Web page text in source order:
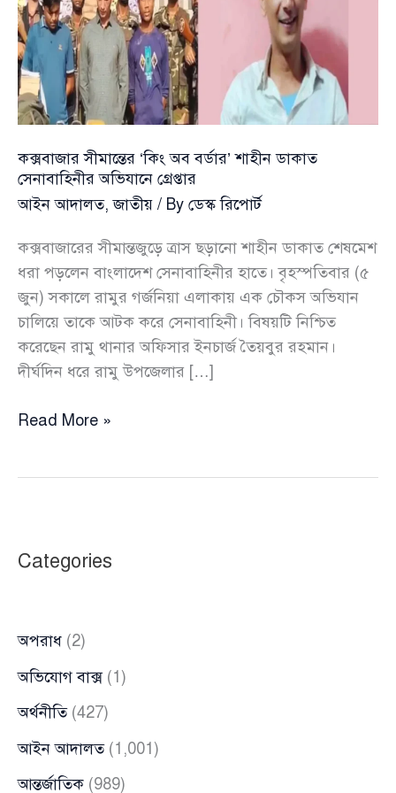
কক্সবাজার সীমান্তের ‘কিং অব বর্ডার’ শাহীন ডাকাত
সেনাবাহিনীর অভিযানে গ্রেপ্তার
আইন আদালত,জাতীয় / By ডেস্ক রিপোর্ট
কক্সবাজারের সীমান্তজুড়ে ত্রাস ছড়ানো শাহীন ডাকাত শেষমেশ
ধরা পড়লেন বাংলাদেশ সেনাবাহিনীর হাতে। বৃহস্পতিবার (৫
জুন) সকালে রামুর গর্জনিয়া এলাকায় এক চৌকস অভিযান
চালিয়ে তাকে আটক করে সেনাবাহিনী। বিষয়টি নিশ্চিত
করেছেন রামু থানার অফিসার ইনচার্জ তৈয়বুর রহমান।
দীর্ঘদিন ধরে রামু উপজেলার […]
কক্সবাজার
ডাকাত
গ্রেপ্তার
Read More »
Categories
অপরাধ (2)
অভিযোগ বাক্স(1)
অর্থনীতি(427)
আইন আদালত(1,001)
আন্তর্জাতিক (989)